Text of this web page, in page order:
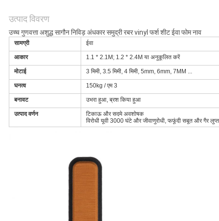
करें
साइटमैप
PRIVACY
POLICY
उत्पाद विवरण
उच्च गुणवत्ता अशुद्ध सागौन निविड़ अंधकार समुद्री रबर vinyl फर्श शीट ईवा फोम नाव
सामग्री ईवा
आकार 1.1 * 2.1M; 1.2 * 2.4M या अनुकूलित करें
मोटाई 3 मिमी, 3.5 मिमी, 4 मिमी, 5mm, 6mm, 7MM ...
घनत्व 150kg / एम 3
बनावट उभरा हुआ, ब्रश किया हुआ
उत्पाद वर्णन
टिकाऊ और सदमे अवशोषक
विरोधी यूवी 3000 घंटे और जीवाणुरोधी, फफूंदी सबूत और गैर लुप्त